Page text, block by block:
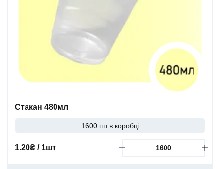
Стакан 480мл
1600 шт в коробці
1.20₴ / 1шт